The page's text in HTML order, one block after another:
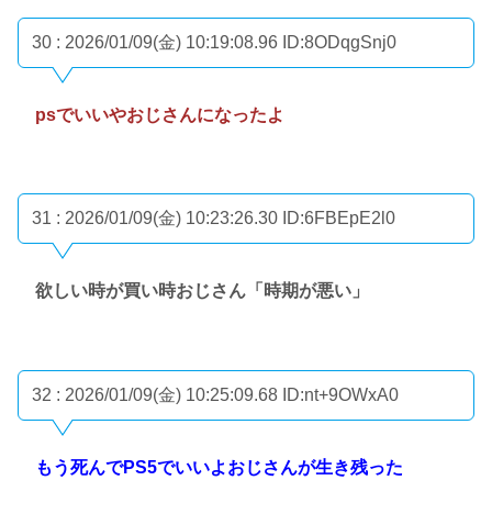
30 : 2026/01/09(金) 10:19:08.96 ID:8ODqgSnj0
psでいいやおじさんになったよ
31 : 2026/01/09(金) 10:23:26.30 ID:6FBEpE2l0
欲しい時が買い時おじさん「時期が悪い」
32 : 2026/01/09(金) 10:25:09.68 ID:nt+9OWxA0
もう死んでPS5でいいよおじさんが生き残った